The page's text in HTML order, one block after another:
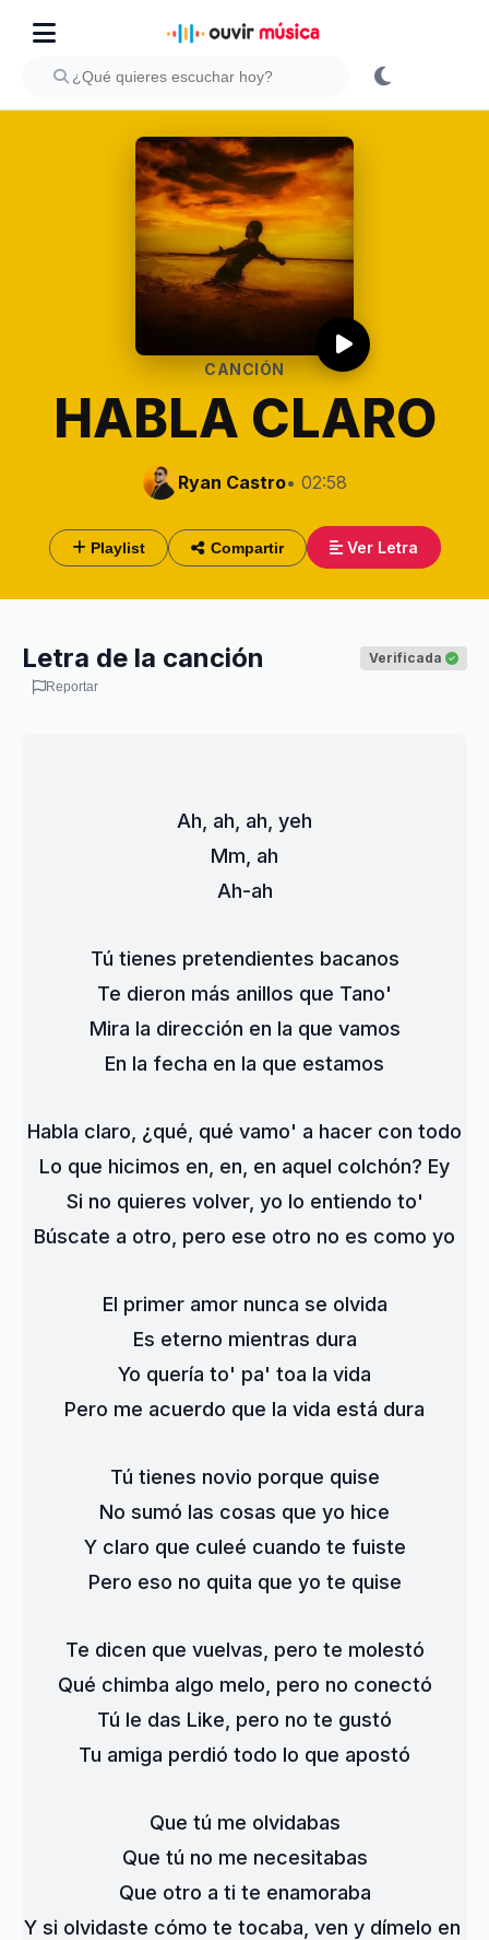
CANCIÓN
HABLA CLARO
Ryan Castro• 02:58
Playlist Compartir Ver Letra
Letra de la canción Verificada
Reportar
Ah, ah, ah, yeh
Mm, ah
Ah-ah
Tú tienes pretendientes bacanos
Te dieron más anillos que Tano'
Mira la dirección en la que vamos
En la fecha en la que estamos
Habla claro, ¿qué, qué vamo' a hacer con todo
Lo que hicimos en, en, en aquel colchón? Ey
Si no quieres volver, yo lo entiendo to'
Búscate a otro, pero ese otro no es como yo
El primer amor nunca se olvida
Es eterno mientras dura
Yo quería to' pa' toa la vida
Pero me acuerdo que la vida está dura
Tú tienes novio porque quise
No sumó las cosas que yo hice
Y claro que culeé cuando te fuiste
Pero eso no quita que yo te quise
Te dicen que vuelvas, pero te molestó
Qué chimba algo melo, pero no conectó
Tú le das Like, pero no te gustó
Tu amiga perdió todo lo que apostó
Que tú me olvidabas
Que tú no me necesitabas
Que otro a ti te enamoraba
Y si olvidaste cómo te tocaba, ven y dímelo en